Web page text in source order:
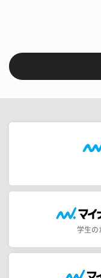
学生の